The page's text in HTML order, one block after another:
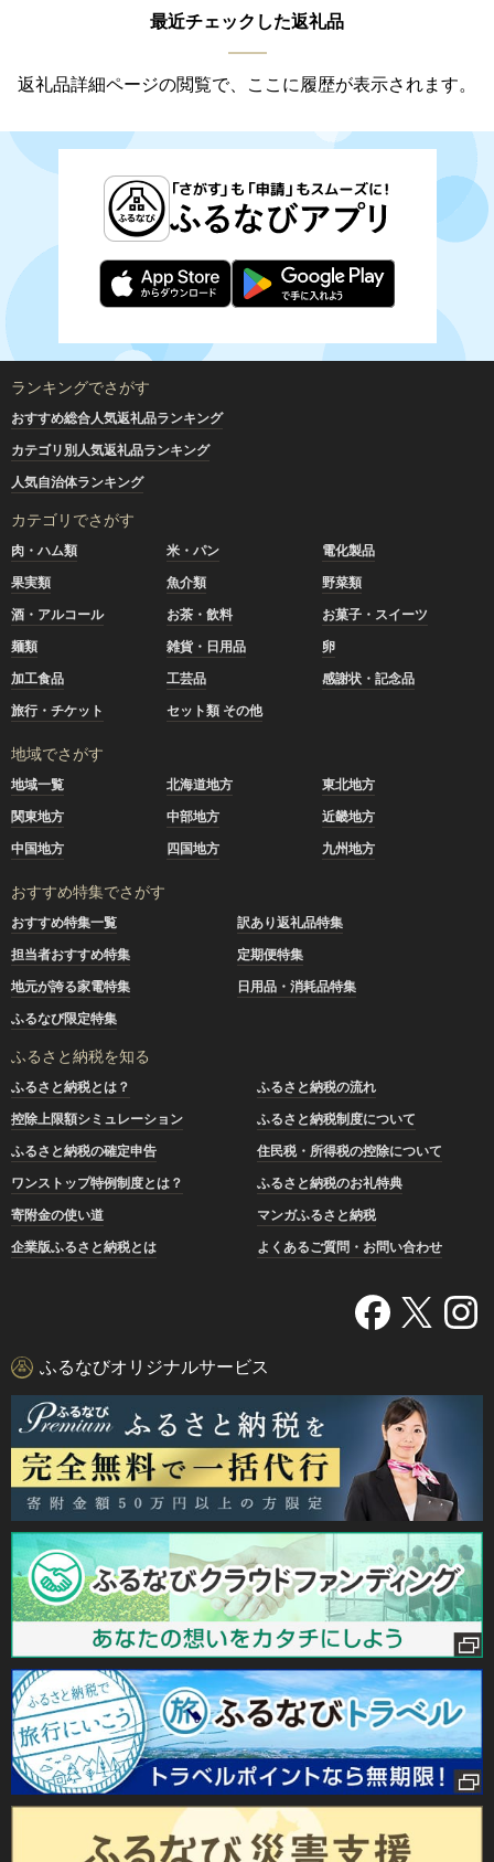
最近チェックした返礼品
返礼品詳細ページの閲覧で、ここに履歴が表示されます。
ランキングでさがす
おすすめ総合人気返礼品ランキング
カテゴリ別人気返礼品ランキング
人気自治体ランキング
カテゴリでさがす
肉・ハム類 米・パン
電化製品
果実類
魚介類
野菜類
酒・アルコール
お茶・飲料
お菓子・スイーツ
麺類
雑貨・日用品
卵
加工食品
工芸品
感謝状・記念品
旅行・チケット
セット類 その他
地域でさがす
地域一覧 北海道地方
東北地方
関東地方
中部地方
近畿地方
中国地方
四国地方 九州地方
おすすめ特集でさがす
おすすめ特集一覧
訳あり返礼品特集
担当者おすすめ特集
定期便特集
地元が誇る家電特集
日用品・消耗品特集
ふるなび限定特集
ふるさと納税を知る
ふるさと納税とは？
ふるさと納税の流れ
控除上限額シミュレーション
ふるさと納税制度について
ふるさと納税の確定申告
住民税・所得税の控除について
ワンストップ特例制度とは？
ふるさと納税のお礼特典
寄附金の使い道
マンガふるさと納税
企業版ふるさと納税とは
よくあるご質問・お問い合わせ
ふるなびオリジナルサービス